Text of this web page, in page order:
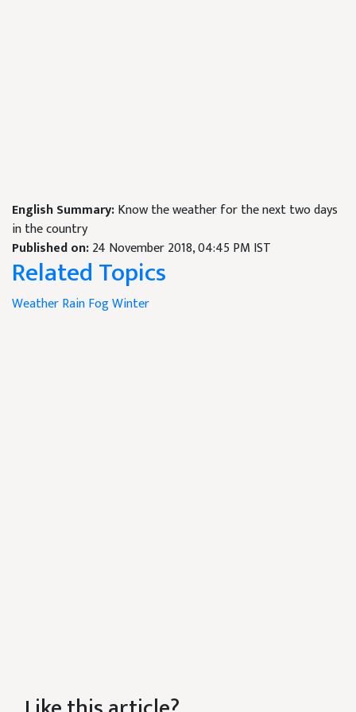
English Summary:Know the weather for the next two days
in the country
Published on:24 November 2018, 04:45 PM IST
Related Topics
WeatherRainFogWinter